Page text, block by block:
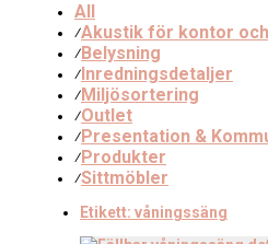
All
⁄Akustik för kontor
⁄Belysning
⁄Inredningsdetaljer
⁄Miljösortering
⁄Outlet
⁄Presentation &
⁄Produkter
⁄Sittmöbler
Etikett: våningssäng